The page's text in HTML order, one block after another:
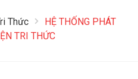
Thức
HỆ THỐNG PHÁT
TRI THỨC